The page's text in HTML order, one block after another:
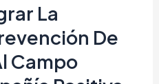
La
De
Campo